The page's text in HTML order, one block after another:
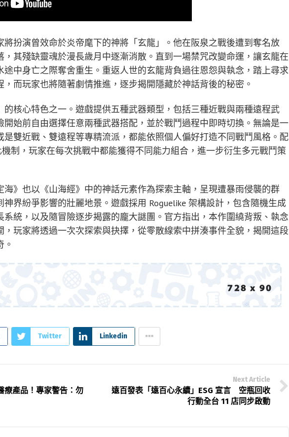
將扮演曾效命於炎帝麾下的神將「玄龍」。他在阪泉之戰後遭到奪名放
，其殘缺靈魂於漫長歲月中逐漸消散。直到一場禁咒改變命運，讓玄龍在
途中身亡之際奪舍重生。重返人世的玄龍背負過往恩怨與執念，踏上尋求
，而玩家也將隨著劇情推進，逐步揭開隱藏於神話背後的秘密。
的核心特色之一。遊戲提供五種武器類型，包括三種近戰與兩種遠程武
開始前自由選擇任意兩種武器搭配，並於戰鬥過程中即時切換。無論是一
是雙近戰、雙遠程等專精流派，都能依照個人偏好打造不同戰鬥風格。配
機制，玩家在每次挑戰中都能獲得不同能力組合，進一步衍生多元戰鬥策
海》也以《山海經》中的神話元素作為探索主軸，呈現遭暴雨侵襲的群
神界紛爭影響的壯麗地景。遊戲採用 Roguelike 架構設計，包含隨機生成
系統，以及隨冒險逐步揭露的龐大謎團。官方指出，本作圍繞背叛、執念
，玩家將透過一次次探索與抉擇，從零散線索中拼湊事件全貌，揭開這段
Twitter Linkedin
療產品！專家警告：勿
Next Article
遠百發表「遠百心永續」ESG 宣言 空瓶回收
行動全台 11 店同步啟動